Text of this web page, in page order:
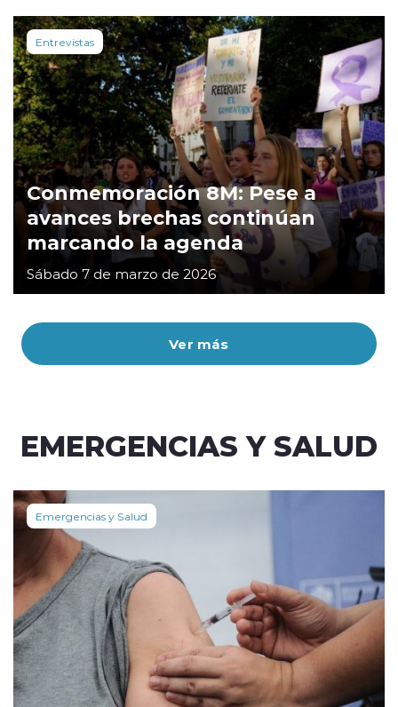
Ver más
Entrevistas
Conmemoración 8M: Pese a
avances brechas continúan
marcando la agenda
Sábado 7 de marzo de 2026
EMERGENCIAS Y SALUD
Emergencias y Salud